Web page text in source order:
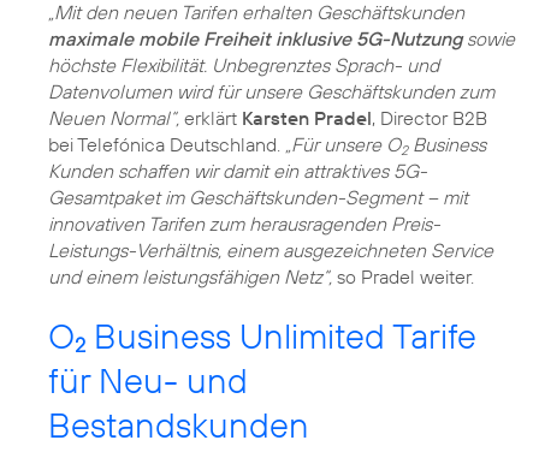
„Mit den neuen Tarifen erhalten Geschäftskunden
maximale mobile Freiheit inklusive 5G-Nutzungsowie
höchste Flexibilität. Unbegrenztes Sprach- und
Datenvolumen wird für unsere Geschäftskunden zum
Neuen Normal“, erklärt Karsten Pradel, Director B2B
bei Telefónica Deutschland.
„Für unsere O2Business
Kunden schaffen wir damit ein attraktives 5G-
Gesamtpaket im Geschäftskunden-Segment – mit
innovativen Tarifen zum herausragenden Preis-
Leistungs-Verhältnis, einem ausgezeichneten Service
und einem leistungsfähigen Netz“, so Pradel weiter.
O2 Business Unlimited Tarife
für Neu- und
Bestandskunden